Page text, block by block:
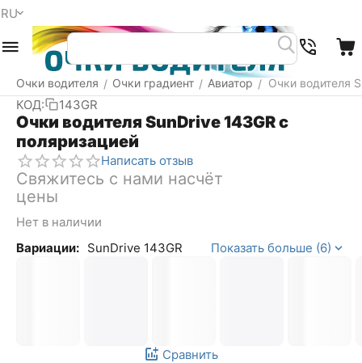
RU
Очки водителя / Очки градиент / Авиатор / Очки водителя
КОД: 143GR
Очки водителя SunDrive 143GR с
поляризацией
Написать отзыв
Свяжитесь с нами насчёт
цены
Нет в наличии
Вариации: SunDrive 143GR Показать больше (6)
Сравнить
Меню Найти Корзина